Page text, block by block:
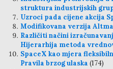
struktura industrijskih
Uzroci pada cijene akcija
Modifikovana verzija
Različiti načini
Hijerarhija metoda
SpaceX kao mjera
Pravila brzog ulaska (174)